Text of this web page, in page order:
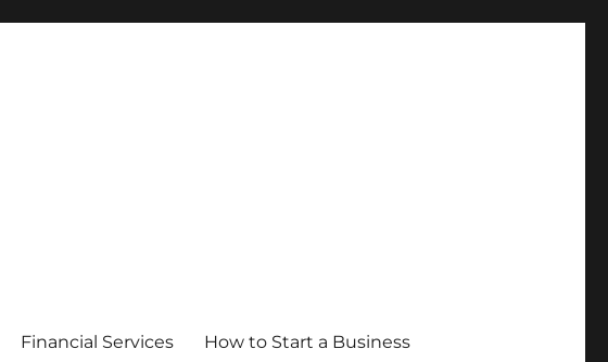
Financial Services How to Start a Business